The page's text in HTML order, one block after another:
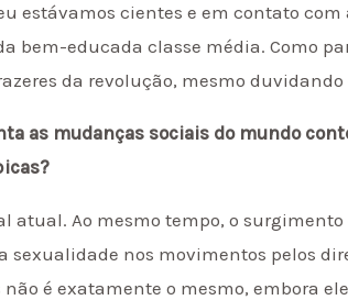
estávamos cientes e em contato
bem-educada classe média. Como
da revolução, mesmo
as mudanças sociais do mundo
atual. Ao mesmo tempo, o
sexualidade nos movimentos pelos
é exatamente o mesmo, embora